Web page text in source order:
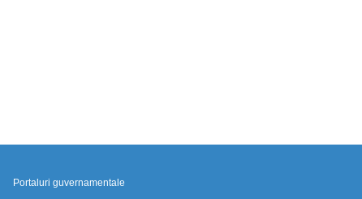
Portaluri guvernamentale